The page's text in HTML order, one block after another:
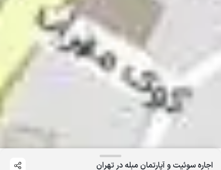
اجاره سوئیت و آپارتمان مبله در تهران